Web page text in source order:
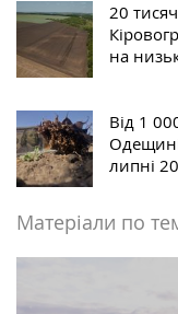
20
на
Від 1
липні
Матеріали по